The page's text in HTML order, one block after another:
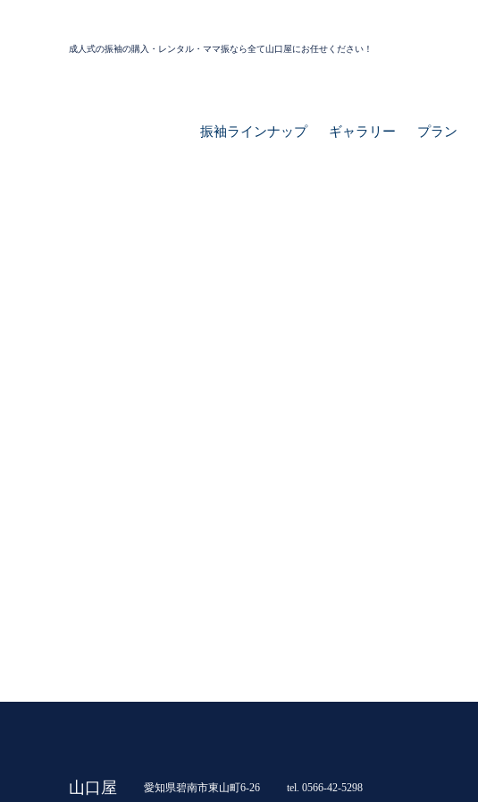
成人式の振袖の購入・レンタル・ママ振なら全て山口屋にお任せください！
振袖ラインナップ ギャラリー プラン
山口屋 愛知県碧南市東山町6-26 tel. 0566-42-5298